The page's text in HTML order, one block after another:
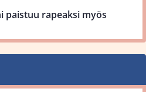
paistuu rapeaksi myös